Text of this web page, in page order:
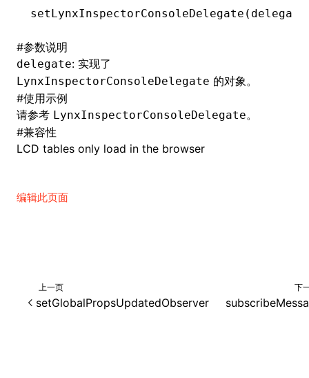
setLynxInspectorConsoleDelegate
#参数说明
delegate: 实现了
LynxInspectorConsoleDelegate 的对象。
#使用示例
请参考 LynxInspectorConsoleDelegate。
#兼容性
LCD tables only load in the browser
编辑此页面
上一页
setGlobalPropsUpdatedObserver
下